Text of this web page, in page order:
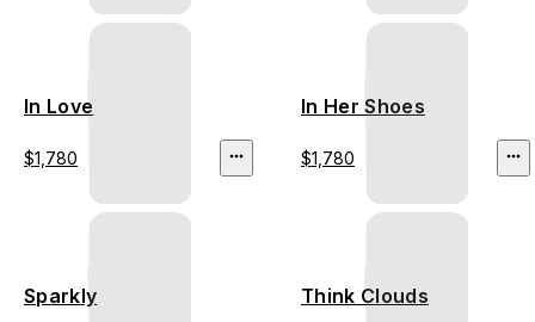
In Love
$1,780
In Her Shoes
$1,780
Sparkly Think Clouds